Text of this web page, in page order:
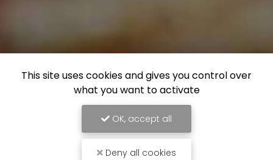
This site uses cookies and gives you control over
what you want to activate
OK, accept all
Deny all cookies